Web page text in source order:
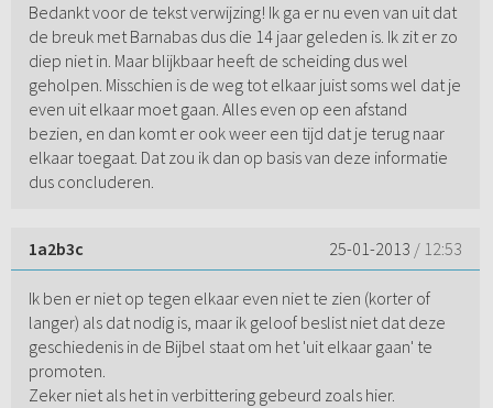
Bedankt voor de tekst verwijzing! Ik ga er nu even van uit dat
de breuk met Barnabas dus die 14 jaar geleden is. Ik zit er zo
diep niet in. Maar blijkbaar heeft de scheiding dus wel
geholpen. Misschien is de weg tot elkaar juist soms wel dat je
even uit elkaar moet gaan. Alles even op een afstand
bezien, en dan komt er ook weer een tijd dat je terug naar
elkaar toegaat. Dat zou ik dan op basis van deze informatie
dus concluderen.
1a2b3c 25-01-2013 / 12:53
Ik ben er niet op tegen elkaar even niet te zien (korter of
langer) als dat nodig is, maar ik geloof beslist niet dat deze
geschiedenis in de Bijbel staat om het 'uit elkaar gaan' te
promoten.
Zeker niet als het in verbittering gebeurd zoals hier.